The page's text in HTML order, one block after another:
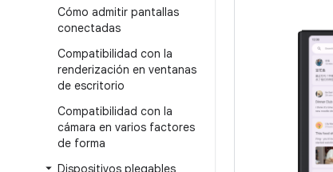
Cómo admitir pantallas
conectadas
Compatibilidad con la
renderización en ventanas
de escritorio
Compatibilidad con la
cámara en varios factores
de forma
Dispositivos plegables